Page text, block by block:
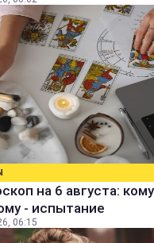
на 6 августа:
- испытание
06:15